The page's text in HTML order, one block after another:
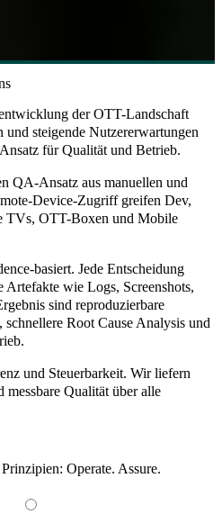
der OTT-Landschaft
und steigende Nutzererwartungen
für Qualität und Betrieb.
QA-Ansatz aus manuellen und
Device-Zugriff greifen Dev,
TVs, OTT-Boxen und Mobile
basiert. Jede Entscheidung
Artefakte wie Logs, Screenshots,
sind reproduzierbare
schnellere Root Cause Analysis und
und Steuerbarkeit. Wir liefern
Qualität über alle
Operate. Assure.